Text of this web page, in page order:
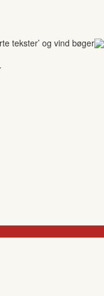
tekster’ og vind bøger